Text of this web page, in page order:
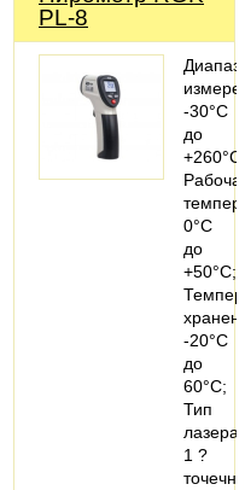
PL-8
-30°С
до
+260°С;
Рабочая
0°С
до
+50°С;
-20°С
до
60°С;
Тип
лазера:
1 ?